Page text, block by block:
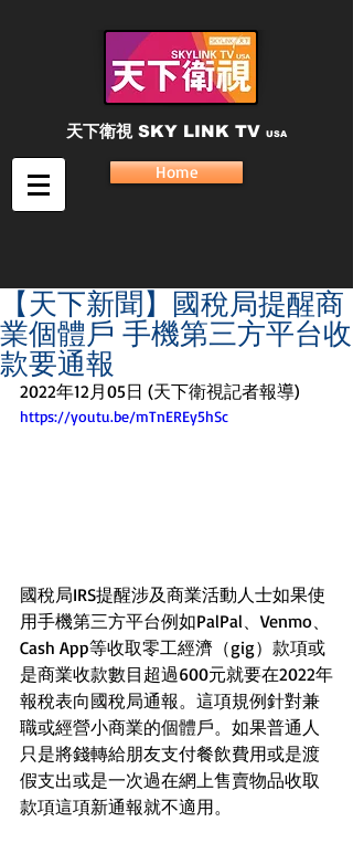
天下衛視 SKY LINK TV USA
Home
【天下新聞】國稅局提醒商
業個體戶 手機第三方平台收
款要通報
2022年12月05日 (天下衛視記者報導)
https://youtu.be/mTnEREy5hSc
國稅局IRS提醒涉及商業活動人士如果使
用手機第三方平台例如PalPal、Venmo、
Cash App等收取零工經濟（gig）款項或
是商業收款數目超過600元就要在2022年
報稅表向國稅局通報。這項規例針對兼
職或經營小商業的個體戶。如果普通人
只是將錢轉給朋友支付餐飲費用或是渡
假支出或是一次過在網上售賣物品收取
款項這項新通報就不適用。